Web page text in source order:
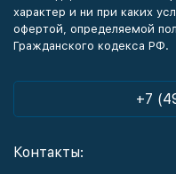
характер и ни при каких
офертой, определяемой
Гражданского кодекса РФ.
+7
Контакты: